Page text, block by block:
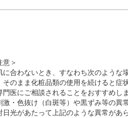
意＞
合わないとき、すなわち次のような
そのまま化粧品類の使用を続けると症
門医にご相談されることをおすすめし
激・色抜け（白斑等）や黒ずみ等の異
日光があたって上記のような異常があ